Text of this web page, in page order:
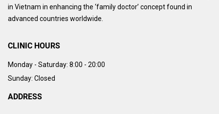
in Vietnam in enhancing the ‘family doctor’ concept found in
advanced countries worldwide.
CLINIC HOURS
Monday - Saturday: 8:00 - 20:00
Sunday: Closed
ADDRESS